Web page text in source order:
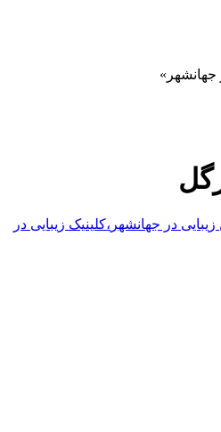
جهانشهر »
در جهانشهر ،کلینیک زیبایی در